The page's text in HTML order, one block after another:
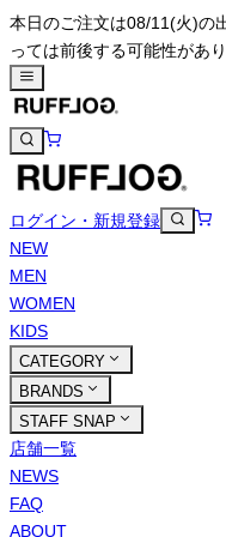
本日のご注文は08/11(火)の
っては前後する可能性があ
ログイン・新規登録
NEW
MEN
WOMEN
KIDS
CATEGORY
BRANDS
STAFF SNAP
店舗一覧
NEWS
FAQ
ABOUT